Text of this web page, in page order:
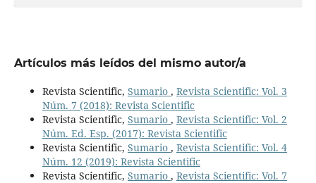
Artículos más leídos del mismo autor/a
Revista Scientific, Sumario , Revista Scientific: Vol. 3
Núm. 7 (2018): Revista Scientific
Revista Scientific, Sumario , Revista Scientific: Vol. 2
Núm. Ed. Esp. (2017): Revista Scientific
Revista Scientific, Sumario , Revista Scientific: Vol. 4
Núm. 12 (2019): Revista Scientific
Revista Scientific, Sumario , Revista Scientific: Vol. 7